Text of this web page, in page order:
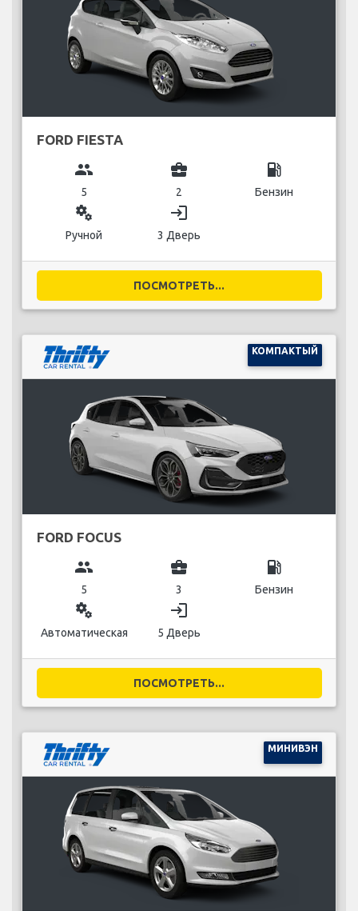
FORD FIESTA
group
5
business_center
2
local_gas_station
Бензин
miscellaneous_services
Ручной
login
3 Дверь
ПОСМОТРЕТЬ...
КОМПАКТЫЙ
FORD FOCUS
group
5
business_center
3
local_gas_station
Бензин
miscellaneous_services
Автоматическая
login
5 Дверь
ПОСМОТРЕТЬ...
МИНИВЭН